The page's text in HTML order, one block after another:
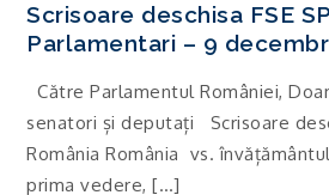
Scrisoare deschisa FSE
Parlamentari – 9
Către Parlamentul României,
senatori și deputați Scrisoare
România România vs.
prima vedere, […]